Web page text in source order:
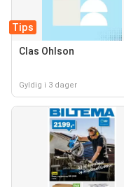
Tips
Clas Ohlson
Gyldig i 3 dager